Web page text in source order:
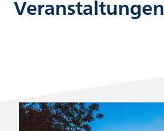
Veranstaltungen